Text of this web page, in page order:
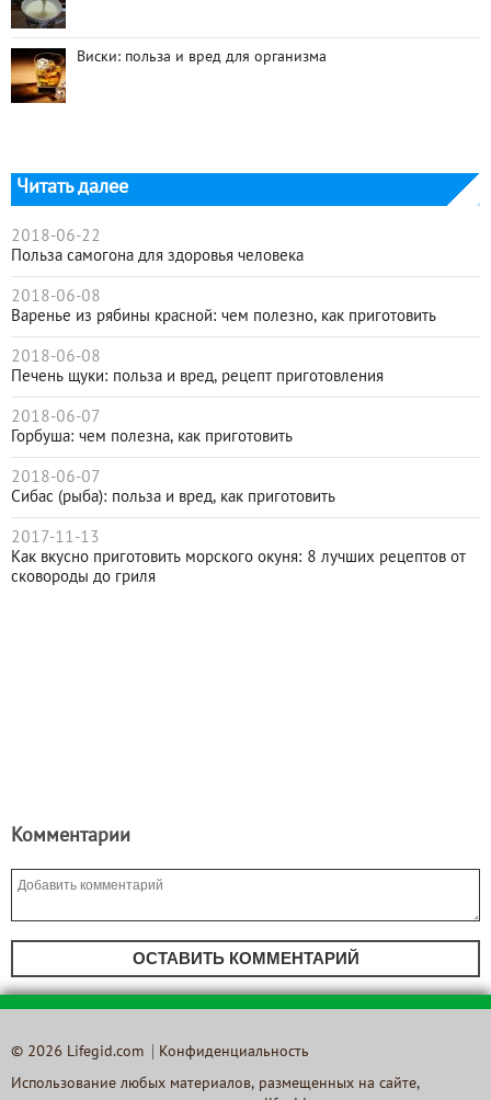
Виски: польза и вред для организма
Читать далее
2018-06-22
Польза самогона для здоровья человека
2018-06-08
Варенье из рябины красной: чем полезно, как приготовить
2018-06-08
Печень щуки: польза и вред, рецепт приготовления
2018-06-07
Горбуша: чем полезна, как приготовить
2018-06-07
Сибас (рыба): польза и вред, как приготовить
2017-11-13
Как вкусно приготовить морского окуня: 8 лучших рецептов от
сковороды до гриля
Комментарии
ОСТАВИТЬ КОММЕНТАРИЙ
© 2026 Lifegid.com Конфиденциальность
Использование любых материалов, размещенных на сайте,